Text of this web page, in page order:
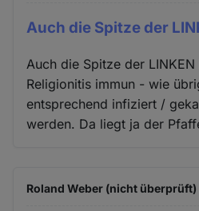
Auch die Spitze der
Auch die Spitze der
Religionitis immun - wie
entsprechend infiziert /
werden. Da liegt ja der
Roland Weber (nicht überprüft)